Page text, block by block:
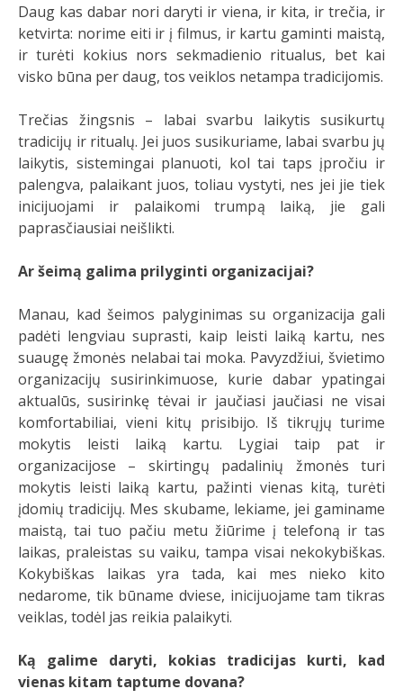
Daug kas dabar nori daryti ir viena, ir kita, ir trečia, ir
ketvirta: norime eiti ir į filmus, ir kartu gaminti maistą,
ir turėti kokius nors sekmadienio ritualus, bet kai
visko būna per daug, tos veiklos netampa tradicijomis.
Trečias žingsnis – labai svarbu laikytis susikurtų
tradicijų ir ritualų. Jei juos susikuriame, labai svarbu jų
laikytis, sistemingai planuoti, kol tai taps įpročiu ir
palengva, palaikant juos, toliau vystyti, nes jei jie tiek
inicijuojami ir palaikomi trumpą laiką, jie gali
paprasčiausiai neišlikti.
Ar šeimą galima prilyginti organizacijai?
Manau, kad šeimos palyginimas su organizacija gali
padėti lengviau suprasti, kaip leisti laiką kartu, nes
suaugę žmonės nelabai tai moka. Pavyzdžiui, švietimo
organizacijų susirinkimuose, kurie dabar ypatingai
aktualūs, susirinkę tėvai ir jaučiasi jaučiasi ne visai
komfortabiliai, vieni kitų prisibijo. Iš tikrųjų turime
mokytis leisti laiką kartu. Lygiai taip pat ir
organizacijose – skirtingų padalinių žmonės turi
mokytis leisti laiką kartu, pažinti vienas kitą, turėti
įdomių tradicijų. Mes skubame, lekiame, jei gaminame
maistą, tai tuo pačiu metu žiūrime į telefoną ir tas
laikas, praleistas su vaiku, tampa visai nekokybiškas.
Kokybiškas laikas yra tada, kai mes nieko kito
nedarome, tik būname dviese, inicijuojame tam tikras
veiklas, todėl jas reikia palaikyti.
Ką galime daryti, kokias tradicijas kurti, kad
vienas kitam taptume dovana?